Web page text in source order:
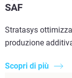
SAF
Stratasys
produzione
Scopri di più